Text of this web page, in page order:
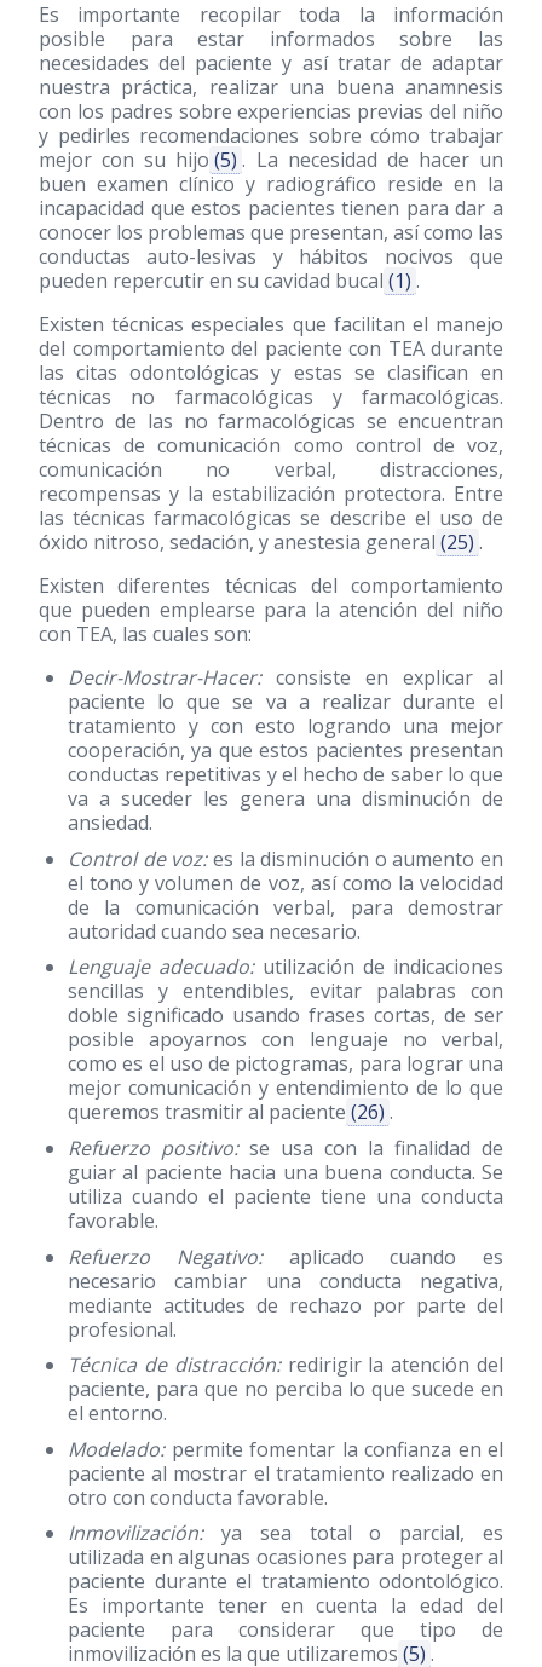
Es importante recopilar toda la información
posible para estar informados sobre las
necesidades del paciente y así tratar de adaptar
nuestra práctica, realizar una buena anamnesis
con los padres sobre experiencias previas del niño
y pedirles recomendaciones sobre cómo trabajar
mejor con su hijo (5) . La necesidad de hacer un
buen examen clínico y radiográfico reside en la
incapacidad que estos pacientes tienen para dar a
conocer los problemas que presentan, así como las
conductas auto-lesivas y hábitos nocivos que
pueden repercutir en su cavidad bucal (1) .
Existen técnicas especiales que facilitan el manejo
del comportamiento del paciente con TEA durante
las citas odontológicas y estas se clasifican en
técnicas no farmacológicas y farmacológicas.
Dentro de las no farmacológicas se encuentran
técnicas de comunicación como control de voz,
comunicación no verbal, distracciones,
recompensas y la estabilización protectora. Entre
las técnicas farmacológicas se describe el uso de
óxido nitroso, sedación, y anestesia general (25) .
Existen diferentes técnicas del comportamiento
que pueden emplearse para la atención del niño
con TEA, las cuales son:
Decir-Mostrar-Hacer:consiste en explicar al
paciente lo que se va a realizar durante el
tratamiento y con esto logrando una mejor
cooperación, ya que estos pacientes presentan
conductas repetitivas y el hecho de saber lo que
va a suceder les genera una disminución de
ansiedad.
Control de voz:es la disminución o aumento en
el tono y volumen de voz, así como la velocidad
de la comunicación verbal, para demostrar
autoridad cuando sea necesario.
Lenguaje adecuado:utilización de indicaciones
sencillas y entendibles, evitar palabras con
doble significado usando frases cortas, de ser
posible apoyarnos con lenguaje no verbal,
como es el uso de pictogramas, para lograr una
mejor comunicación y entendimiento de lo que
queremos trasmitir al paciente (26) .
Refuerzo positivo:se usa con la finalidad de
guiar al paciente hacia una buena conducta. Se
utiliza cuando el paciente tiene una conducta
favorable.
Refuerzo Negativo:aplicado cuando es
necesario cambiar una conducta negativa,
mediante actitudes de rechazo por parte del
profesional.
Técnica de distracción:redirigir la atención del
paciente, para que no perciba lo que sucede en
el entorno.
Modelado:permite fomentar la confianza en el
paciente al mostrar el tratamiento realizado en
otro con conducta favorable.
Inmovilización:ya sea total o parcial, es
utilizada en algunas ocasiones para proteger al
paciente durante el tratamiento odontológico.
Es importante tener en cuenta la edad del
paciente para considerar que tipo de
inmovilización es la que utilizaremos (5) .